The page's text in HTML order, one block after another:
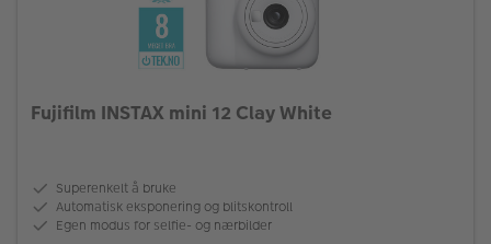
Fujifilm INSTAX mini 12 Clay White
Superenkelt å bruke
Automatisk eksponering og blitskontroll
Egen modus for selfie- og nærbilder